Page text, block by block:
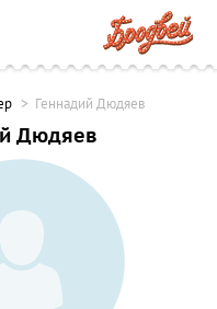
Геннадий Дюдяев
Дюдяев